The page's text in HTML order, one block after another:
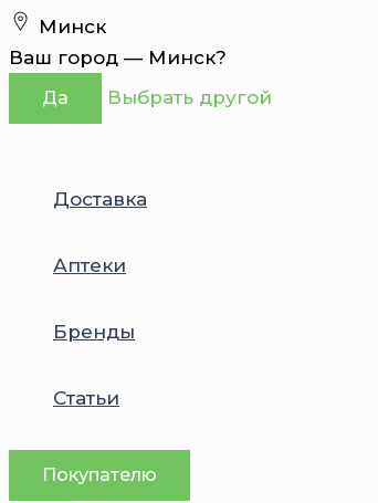
Перейти
к
содержимому
Минск
Ваш город — Минск?
Да Выбрать другой
Доставка
Аптеки
Бренды
Статьи
Покупателю